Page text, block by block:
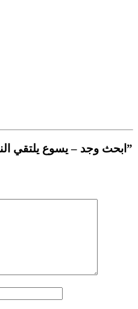
Be the first to review “ابحث وجد – يسوع يلتقي الناس”